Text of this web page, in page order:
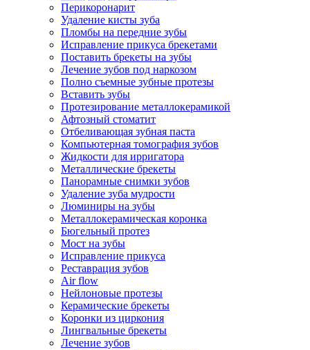
Перикоронарит
Удаление кисты зуба
Пломбы на передние зубы
Исправление прикуса брекетами
Поставить брекеты на зубы
Лечение зубов под наркозом
Полно съемные зубные протезы
Вставить зубы
Протезирование металлокерамикой
Афтозный стоматит
Отбеливающая зубная паста
Компьютерная томография зубов
Жидкости для ирригатора
Металлические брекеты
Панорамные снимки зубов
Удаление зуба мудрости
Люминиры на зубы
Металлокерамическая коронка
Бюгельный протез
Мост на зубы
Исправление прикуса
Реставрация зубов
Air flow
Нейлоновые протезы
Керамические брекеты
Коронки из циркония
Лингвальные брекеты
Лечение зубов